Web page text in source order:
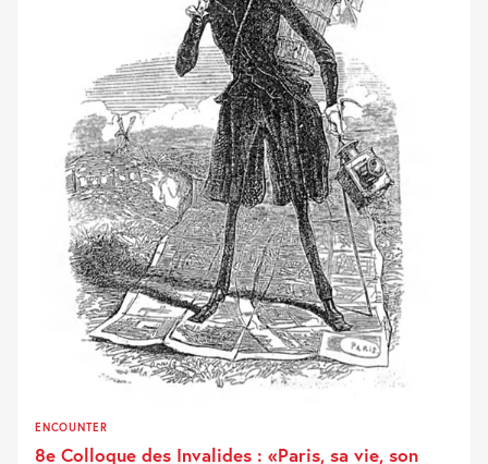
ENCOUNTER
8e Colloque des Invalides : «Paris, sa vie, son